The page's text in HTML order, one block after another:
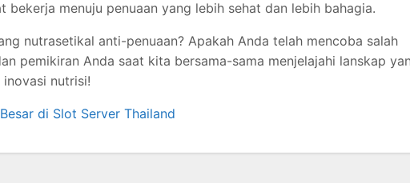
menuju penuaan yang lebih sehat dan lebih bahagia.
nutrasetikal anti-penuaan? Apakah Anda telah mencoba salah
pemikiran Anda saat kita bersama-sama menjelajahi lanskap
nutrisi!
di Slot Server Thailand